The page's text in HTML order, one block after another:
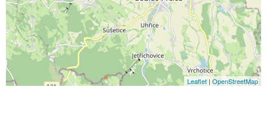
Leaflet | OpenStreetMap